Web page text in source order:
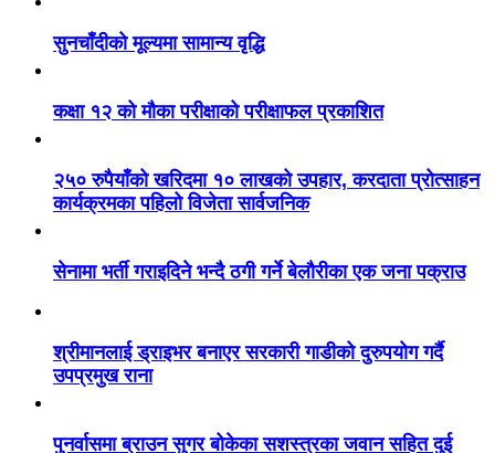
सुनचाँदीको मूल्यमा सामान्य वृद्धि
कक्षा १२ को मौका परीक्षाको परीक्षाफल प्रकाशित
२५० रुपैयाँको खरिदमा १० लाखको उपहार, करदाता प्रोत्साहन
कार्यक्रमका पहिलो विजेता सार्वजनिक
सेनामा भर्ती गराइदिने भन्दै ठगी गर्ने बेलौरीका एक जना पक्राउ
श्रीमानलाई ड्राइभर बनाएर सरकारी गाडीको दुरुपयोग गर्दै
उपप्रमुख राना
पुनर्वासमा ब्राउन सुगर बोकेका सशस्त्रका जवान सहित दुई